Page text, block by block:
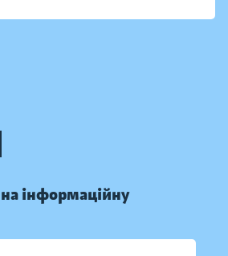
інформаційну